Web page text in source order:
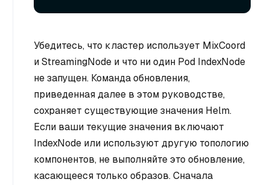
Убедитесь, что кластер использует MixCoord
и StreamingNode и что ни один Pod IndexNode
не запущен. Команда обновления,
приведенная далее в этом руководстве,
сохраняет существующие значения Helm.
Если ваши текущие значения включают
IndexNode или используют другую топологию
компонентов, не выполняйте это обновление,
касающееся только образов. Сначала